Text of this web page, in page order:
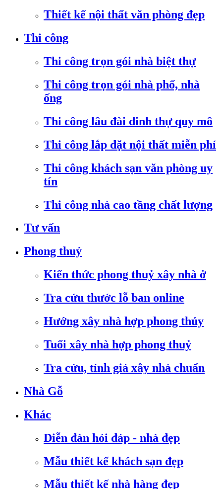
Thiết kế nội thất văn phòng đẹp
Thi công
Thi công trọn gói nhà biệt thự
Thi công trọn gói nhà phố, nhà
ống
Thi công lâu đài dinh thự quy mô
Thi công lắp đặt nội thất miễn phí
Thi công khách sạn văn phòng uy
tín
Thi công nhà cao tầng chất lượng
Tư vấn
Phong thuỷ
Kiến thức phong thuỷ xây nhà ở
Tra cứu thước lỗ ban online
Hướng xây nhà hợp phong thủy
Tuổi xây nhà hợp phong thuỷ
Tra cứu, tính giá xây nhà chuẩn
Nhà Gỗ
Khác
Diễn đàn hỏi đáp - nhà đẹp
Mẫu thiết kế khách sạn đẹp
Mẫu thiết kế nhà hàng đẹp